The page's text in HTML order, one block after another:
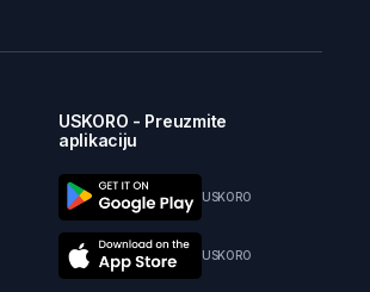
USKORO - Preuzmite
aplikaciju
USKORO
USKORO